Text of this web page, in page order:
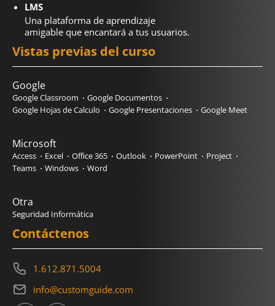
LMS
Una plataforma de aprendizaje
amigable que encantará a tus usuarios.
Vistas previas del curso
Google
Google Classroom
Google Documentos
Google Hojas de Calculo
Google Presentaciones Google Meet
Microsoft
Access Excel Office 365 Outlook PowerPoint
Project
Teams
Windows Word
Otra
Seguridad Informática
Contáctenos
1.612.871.5004
info@customguide.com